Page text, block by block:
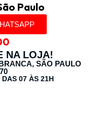
Paulo
NA LOJA!
SÃO PAULO
DAS 07 ÀS 21H